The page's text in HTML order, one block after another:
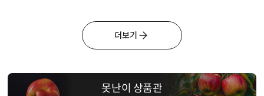
더보기
못난이 상품관